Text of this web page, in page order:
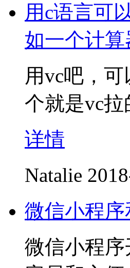
用c语言可
如一个计
用vc吧，
个就是vc
详情
Natalie
微信小程
微信小程